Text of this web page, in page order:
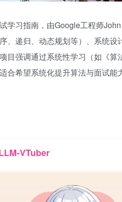
学习指南，由Google工程师
、递归、动态规划等）、系统
目强调通过系统性学习（如《
合希望系统化提升算法与面试能
VTuber